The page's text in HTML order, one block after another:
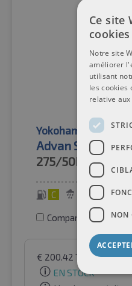
Yokohama
Advan Sport
275/50R20113Y
C 72 dB
Comparer les pneus
€ 200.42 TVA incluse
EN STOCK
Ce site
cookies
Notre site
améliorer
utilisant
les cookies
relative
NON